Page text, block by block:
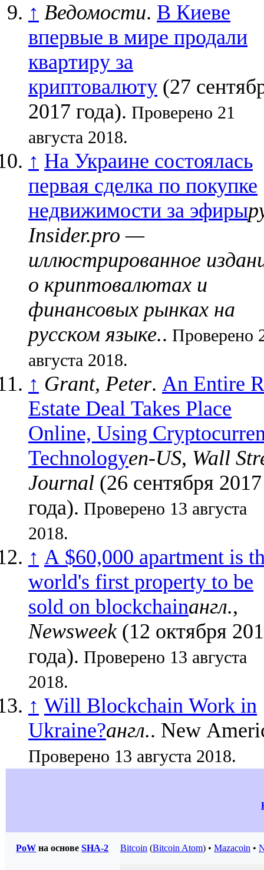
↑ Ведомости. В Киеве
впервые в мире продали
квартиру за
криптовалюту (27
2017 года). Проверено 21
августа 2018.
↑ На Украине состоялась
первая сделка по покупке
недвижимости за эфиры
Insider.pro —
иллюстрированное
о криптовалютах и
финансовых рынках на
русском языке.. Проверено
августа 2018.
↑ Grant, Peter. An Entire
Estate Deal Takes Place
Online, Using
Technologyen-US, Wall
Journal (26 сентября 2017
года). Проверено 13 августа
2018.
↑ A $60,000 apartment is
world's first property to be
sold on blockchainангл.,
Newsweek(12 октября
года). Проверено 13 августа
2018.
↑ Will Blockchain Work in
Ukraine?англ. . New
Проверено 13 августа 2018.
PoW на основеSHA-2 Bitcoin (Bitcoin Atom) • Mazacoin •